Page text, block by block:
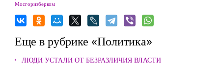
Мосгоризберком
Еще в рубрике «Политика»
ЛЮДИ УСТАЛИ ОТ БЕЗРАЗЛИЧИЯ ВЛАСТИ